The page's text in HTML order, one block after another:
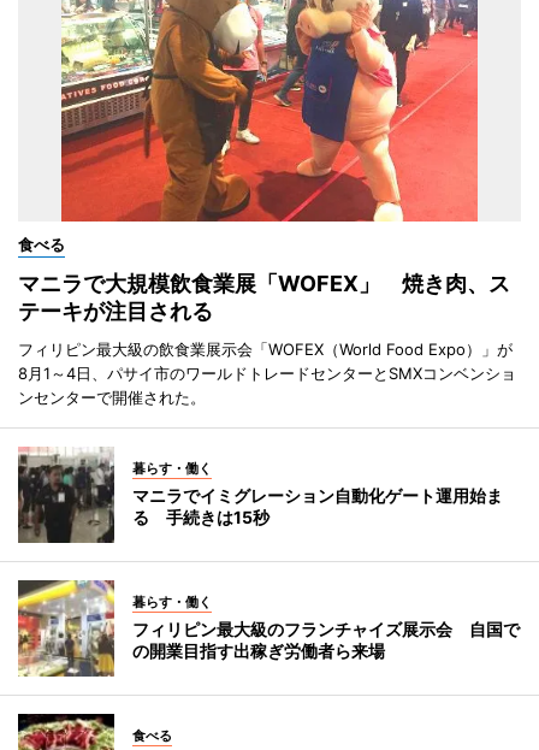
食べる
マニラで大規模飲食業展「WOFEX」 焼き肉、ス
テーキが注目される
フィリピン最大級の飲食業展示会「WOFEX（World Food Expo）」が
8月1～4日、パサイ市のワールドトレードセンターとSMXコンベンショ
ンセンターで開催された。
暮らす・働く
マニラでイミグレーション自動化ゲート運用始ま
る 手続きは15秒
暮らす・働く
フィリピン最大級のフランチャイズ展示会 自国で
の開業目指す出稼ぎ労働者ら来場
食べる